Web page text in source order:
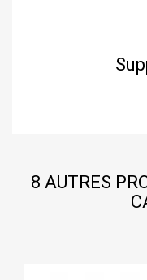
8 AUTRES